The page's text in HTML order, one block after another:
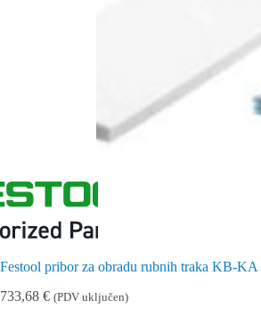
Festool pribor za obradu rubnih traka KB-KA
733,68 € (PDV uključen)